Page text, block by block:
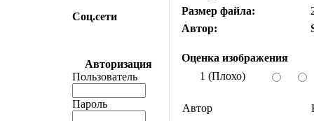
Соц.сети
Авторизация
Пользователь
Пароль
Размер файла:
Автор:
Оценка изображения
1 (Плохо)
Автор